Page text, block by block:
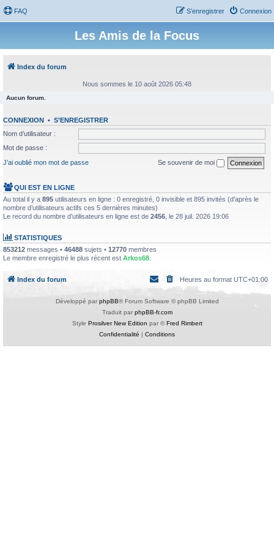
FAQ Connexion
S’enregistrer
Les Amis de la Focus
Index du forum
Nous sommes le 10 août 2026 05:48
Aucun forum.
CONNEXION • S’ENREGISTRER
Nom d’utilisateur :
Mot de passe :
J’ai oublié mon mot de passe
Se souvenir de moi
QUI EST EN LIGNE
Au total il y a 895 utilisateurs en ligne : 0 enregistré, 0 invisible et 895 invités (d’après le
nombre d’utilisateurs actifs ces 5 dernières minutes)
Le record du nombre d’utilisateurs en ligne est de 2456 , le 28 juil. 2026 19:06
STATISTIQUES
853212 messages • 46488 sujets • 12770 membres
Le membre enregistré le plus récent est Arkos68
Index du forum Heures au format UTC+01:00
Développé par phpBB® Forum Software © phpBB Limited
Traduit par phpBB-fr.com
Style Prosilver New Edition par ©Fred Rimbert
Confidentialité | Conditions